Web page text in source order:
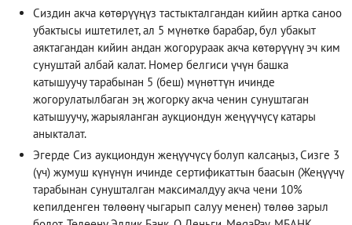
Сиздин акча көтөрүүңүз тастыкталгандан кийин артка саноо
убактысы иштетилет, ал 5 мүнөткө барабар, бул убакыт
аяктагандан кийин андан жогорураак акча көтөрүүнү эч ким
сунуштай албай калат. Номер белгиси үчүн башка
катышуучу тарабынан 5 (беш) мүнөттүн ичинде
жогорулатылбаган эң жогорку акча ченин сунуштаган
катышуучу, жарыяланган аукциондун жеңүүчүсү катары
аныкталат.
Эгерде Сиз аукциондун жеңүүчүсү болуп калсаңыз, Сизге 3
(үч) жумуш күнүнүн ичинде сертификаттын баасын (Жеңүүчү
тарабынан сунушталган максималдуу акча чени 10%
кепилденген төлөөнү чыгарып салуу менен) төлөө зарыл